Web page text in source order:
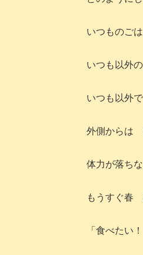
いつものご
いつも以外
いつも以外
外側からは
体力が落ち
もうすぐ春
「食べたい